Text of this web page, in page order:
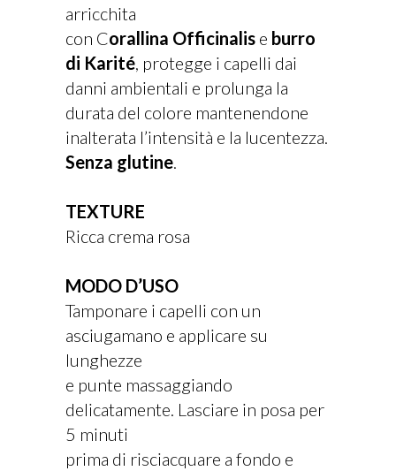
arricchita
con Corallina Officinalis e burro
di Karité , protegge i capelli dai
danni ambientali e prolunga la
durata del colore mantenendone
inalterata l’intensità e la lucentezza.
Senza glutine
TEXTURE
Ricca crema rosa
MODO D’USO
Tamponare i capelli con un
asciugamano e applicare su
lunghezze
e punte massaggiando
delicatamente. Lasciare in posa per
5 minuti
prima di risciacquare a fondo e